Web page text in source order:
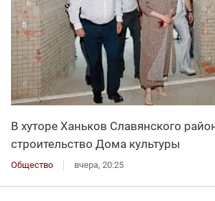
В хуторе Ханьков Славянского
строительство Дома культуры
Общество вчера, 20:25